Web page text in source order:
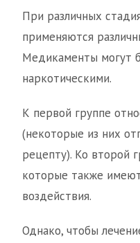
При различных
применяются
Медикаменты могут
наркотическими.
К первой группе
(некоторые из них
рецепту). Ко второй
которые также
воздействия.
Однако, чтобы